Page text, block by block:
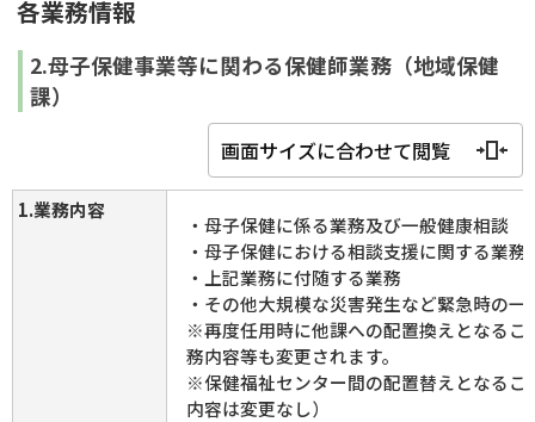
各業務情報
2.母子保健事業等に関わる保健師業務（地域保健
課）
画面サイズに合わせて閲覧
1.業務内容
・母子保健に係る業務及び一般健康相談
・母子保健における相談支援に関する業務
・上記業務に付随する業務
・その他大規模な災害発生など緊急時の
※再度任用時に他課への配置換えとなるこ
務内容等も変更されます。
※保健福祉センター間の配置替えとなるこ
内容は変更なし）